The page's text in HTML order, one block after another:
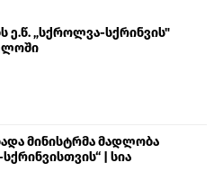
ე.წ. „სქროლვა-სქრინვის"
მინისტრმა მადლობა
| სია